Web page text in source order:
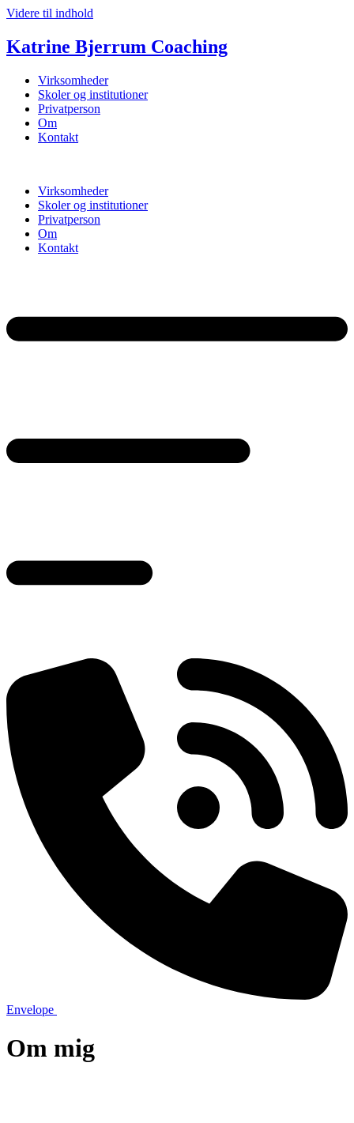
Videre til indhold
Katrine Bjerrum Coaching
Virksomheder
Skoler og institutioner
Privatperson
Om
Kontakt
Virksomheder
Skoler og institutioner
Privatperson
Om
Kontakt
Envelope
Om mig